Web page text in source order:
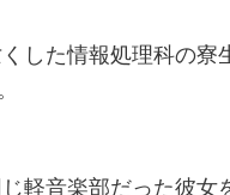
した情報処理科の寮
軽音楽部だった彼女